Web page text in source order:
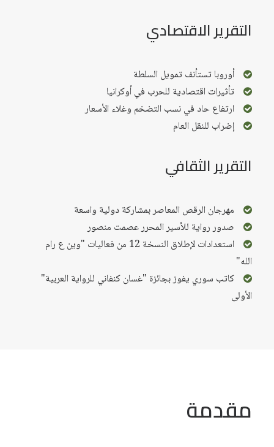
التقرير الاقتصادي
أوروبا تستأنف تمويل السلطة
تأثيرات اقتصادية للحرب في أوكرانيا
ارتفاع حاد في نسب التضخم وغلاء الأسعار
إضراب للنقل العام
التقرير الثقافي
مهرجان الرقص المعاصر بمشاركة دولية واسعة
صدور رواية للأسير المحرر عصمت منصور
استعدادات لإطلاق النسخة 12 من فعاليات "وين ع رام
الله"
كاتب سوري يفوز بجائزة "غسان كنفاني للرواية العربية"
الأولى
مقدمة